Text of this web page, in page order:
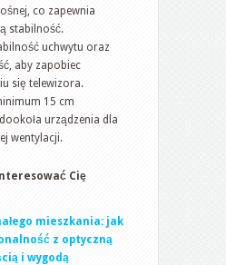
co zapewnia
stabilność.
uchwytu oraz
aby zapobiec
się telewizora.
15 cm
urządzenia dla
wentylacji.
Cię
mieszkania: jak
z optyczną
i wygodą